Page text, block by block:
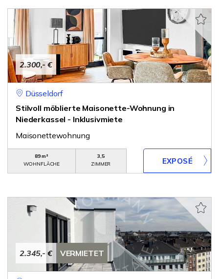
2.300,- €
Düsseldorf
Stilvoll möblierte Maisonette-Wohnung in
Niederkassel - Inklusivmiete
Maisonettewohnung
89 m²
WOHNFLÄCHE
3,5
ZIMMER
2.345,- € VERMIETET